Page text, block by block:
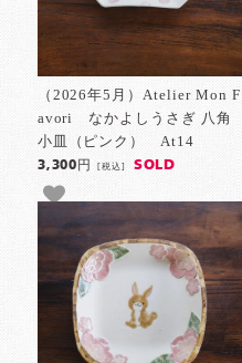
（2026年5月）Atelier Mon F
avori なかよしうさぎ 八角
小皿（ピンク） At14
3,300円[税込] SOLD